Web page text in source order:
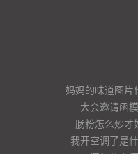
妈妈的味道图片
大会邀请函
肠粉怎么炒才
我开空调了是